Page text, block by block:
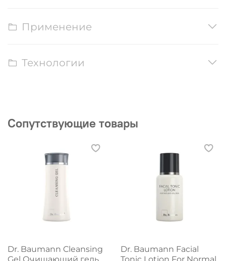
Применение
Технологии
Сопутствующие товары
Dr. Baumann Cleansing
Dr. Baumann Facial